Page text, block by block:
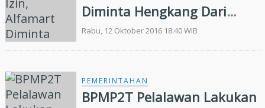
Diminta Hengkang Dari
Pekanbaru
Rabu, 12 Oktober 2016 18:40 WIB
PEMERINTAHAN
BPMP2T Pelalawan Lakukan